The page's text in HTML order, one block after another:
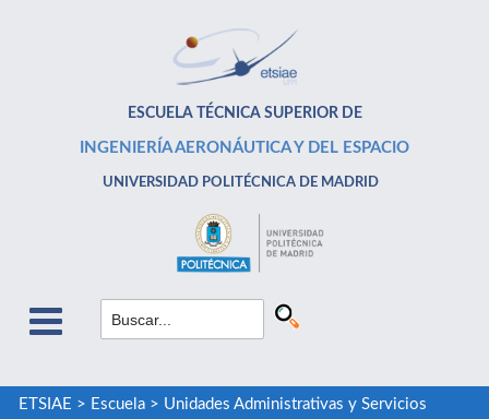
ESCUELA TÉCNICA SUPERIOR DE
INGENIERÍA AERONÁUTICA Y DEL ESPACIO
UNIVERSIDAD POLITÉCNICA DE MADRID
ETSIAE > Escuela> Unidades Administrativas y Servicios